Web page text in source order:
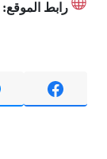
رابط الموقع: